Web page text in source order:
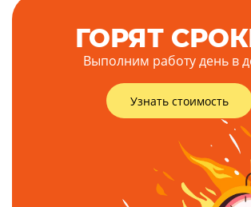
ГОРЯТ
Выполним работу день в
Узнать стоимость